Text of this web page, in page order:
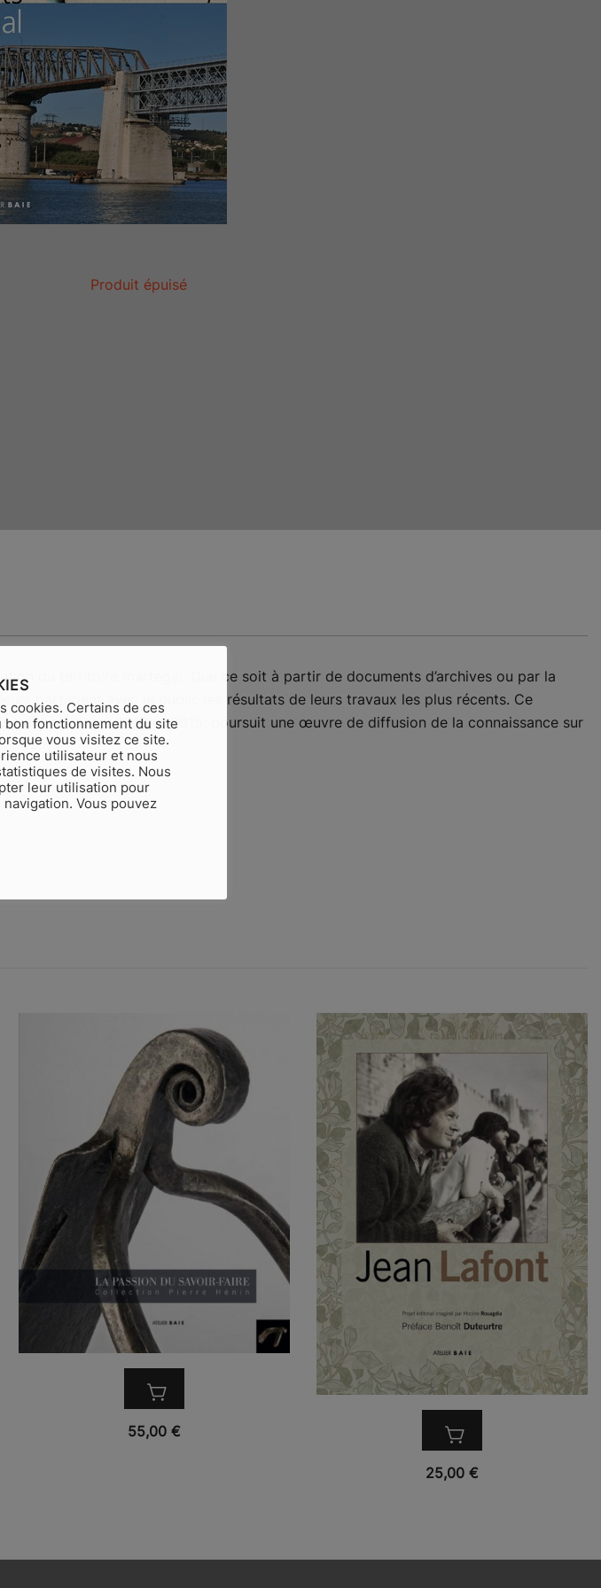
Produit épuisé
du territoire martégal. Que ce soit à partir de documents d’archives ou par la
partagent avec le public les résultats de leurs travaux les plus récents. Ce
donnés entre 2013 et 2015, poursuit une œuvre de diffusion de la connaissance sur
VUE RAPIDE
55,00 €
VUE RAPIDE
25,00 €
cookies. Certains de ces
fonctionnement du site
vous visitez ce site.
utilisateur et nous
de visites. Nous
leur utilisation pour
Vous pouvez